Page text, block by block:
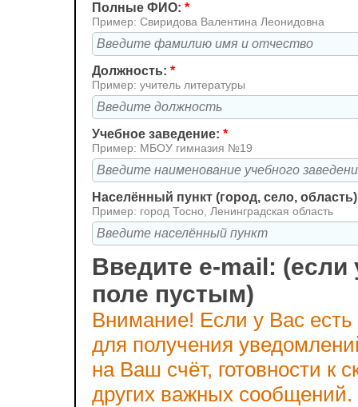
Полные ФИО: *
Пример: Свиридова Валентина Леонидовна
Должность: *
Пример: учитель литературы
Учебное заведение: *
Пример: МБОУ гимназия №19
Населённый пункт (город, село,
Пример: город Тосно, Ленинградская область
Введите e-mail: (если
поле пустым)
Внимание! Если у Вас
для получения
на Ваш счёт, готовности к
других важных сообщений.